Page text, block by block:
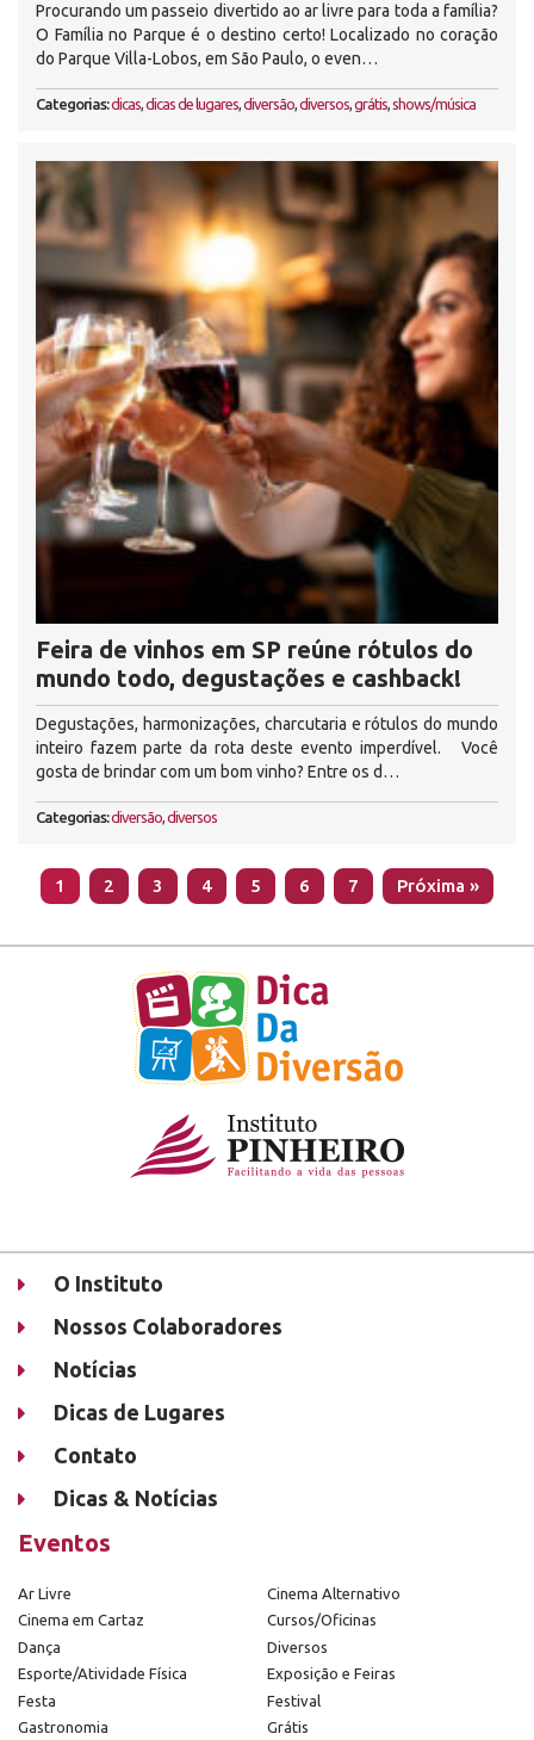
Procurando um passeio divertido ao ar livre para toda a família?
O Família no Parque é o destino certo! Localizado no coração
do Parque Villa-Lobos, em São Paulo, o even…
Categorias:dicas,dicas de lugares,diversão,diversos,grátis,shows/música
Feira de vinhos em SP reúne rótulos do
mundo todo, degustações e cashback!
Degustações, harmonizações, charcutaria e rótulos do mundo
inteiro fazem parte da rota deste evento imperdível. Você
gosta de brindar com um bom vinho? Entre os d…
Categorias:diversão,diversos
1 2 3 4 5 6 7 Próxima »
O Instituto
Nossos Colaboradores
Notícias
Dicas de Lugares
Contato
Dicas & Notícias
Eventos
Ar Livre
Cinema Alternativo
Cinema em Cartaz
Cursos/Oficinas
Dança
Diversos
Esporte/Atividade Física
Exposição e Feiras
Festa
Festival
Gastronomia
Grátis